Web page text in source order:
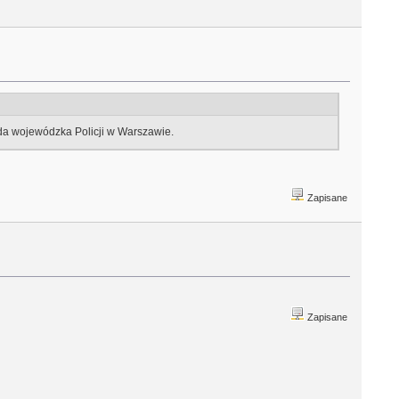
wojewódzka Policji w Warszawie.
Zapisane
Zapisane